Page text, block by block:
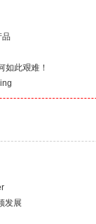
品
如此艰难！
发展